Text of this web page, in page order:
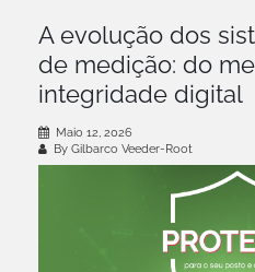
A evolução dos
de medição: do
integridade digital
Maio 12, 2026
By Gilbarco Veeder-Root